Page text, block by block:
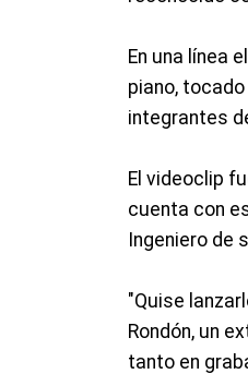
En una línea
piano,
integrantes
El videoclip
cuenta con
Ingeniero de
"Quise
Rondón, un
tanto en